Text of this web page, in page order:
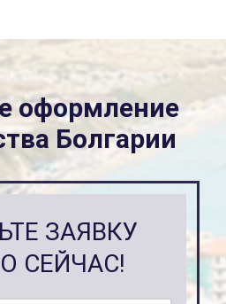
оформление
Болгарии
ЗАЯВКУ
СЕЙЧАС!